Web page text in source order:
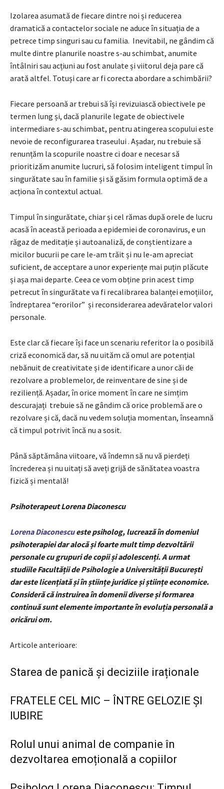
Izolarea asumată de fiecare dintre noi și reducerea
dramatică a contactelor sociale ne aduce în situația de a
petrece timp singuri sau cu familia. Inevitabil, ne gândim că
multe dintre planurile noastre s-au schimbat, anumite
întâlniri sau acțiuni au fost anulate și viitorul deja pare că
arată altfel. Totuși care ar fi corecta abordare a schimbării?
Fiecare persoană ar trebui să își revizuiască obiectivele pe
termen lung și, dacă planurile legate de obiectivele
intermediare s-au schimbat, pentru atingerea scopului este
nevoie de reconfigurarea traseului . Așadar, nu trebuie să
renunțăm la scopurile noastre ci doar e necesar să
prioritizăm anumite lucruri, să folosim inteligent timpul în
singurătate sau în familie și să găsim formula optimă de a
acționa în contextul actual.
Timpul în singurătate, chiar și cel rămas după orele de lucru
acasă în această perioada a epidemiei de coronavirus, e un
răgaz de meditație și autoanaliză, de conștientizare a
micilor bucurii pe care le-am trăit și nu le-am apreciat
suficient, de acceptare a unor experiențe mai puțin plăcute
și așa mai departe. Ceea ce vom obține prin acest timp
petrecut în singurătate va fi recalibrarea balanței emoțiilor,
îndreptarea “erorilor” și reconsiderarea adevăratelor valori
personale.
Este clar că fiecare își face un scenariu referitor la o posibilă
criză economică dar, să nu uităm că omul are potențial
nebănuit de creativitate și de identificare a unor căi de
rezolvare a problemelor, de reinventare de sine și de
reziliență. Așadar, în orice moment în care ne simțim
descurajați trebuie să ne gândim că orice problemă are o
rezolvare și că, dacă nu vedem soluția momentan, înseamnă
că timpul potrivit încă nu a sosit.
Până săptămâna viitoare, vă îndemn să nu vă pierdeți
încrederea și nu uitați să aveți grijă de sănătatea voastra
fizică și mentală!
Psihoterapeut Lorena Diaconescu
Lorena Diaconescueste psiholog, lucrează în domeniul
psihoterapiei dar alocă și foarte mult timp dezvoltării
personale cu grupuri de copii și adolescenți. A urmat
studiile Facultății de Psihologie a Universității București
dar este licențiată și în științe juridice și științe economice.
Consideră că instruirea în domenii diverse și formarea
continuă sunt elemente importante în evoluția personală a
oricărui om.
Articole anterioare:
Starea de panică și deciziile iraționale
FRATELE CEL MIC – ÎNTRE GELOZIE ȘI
IUBIRE
Rolul unui animal de companie în
dezvoltarea emoțională a copiilor